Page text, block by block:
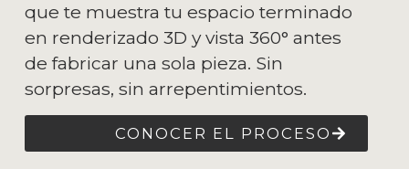
que te muestra tu espacio terminado
en renderizado 3D y vista 360° antes
de fabricar una sola pieza. Sin
sorpresas, sin arrepentimientos.
CONOCER EL PROCESO